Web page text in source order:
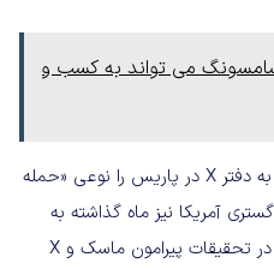
سامسونگ می تواند به کسب و
ایلان ماسک یورش مقامات فرانسه به دفتر X در پاریس را نوعی «حمله
آمریکا نیز ماه گذاشته به
مقامات فرانسوی اعلام کرده بود که در تحقیقات پیرامون ماسک و X